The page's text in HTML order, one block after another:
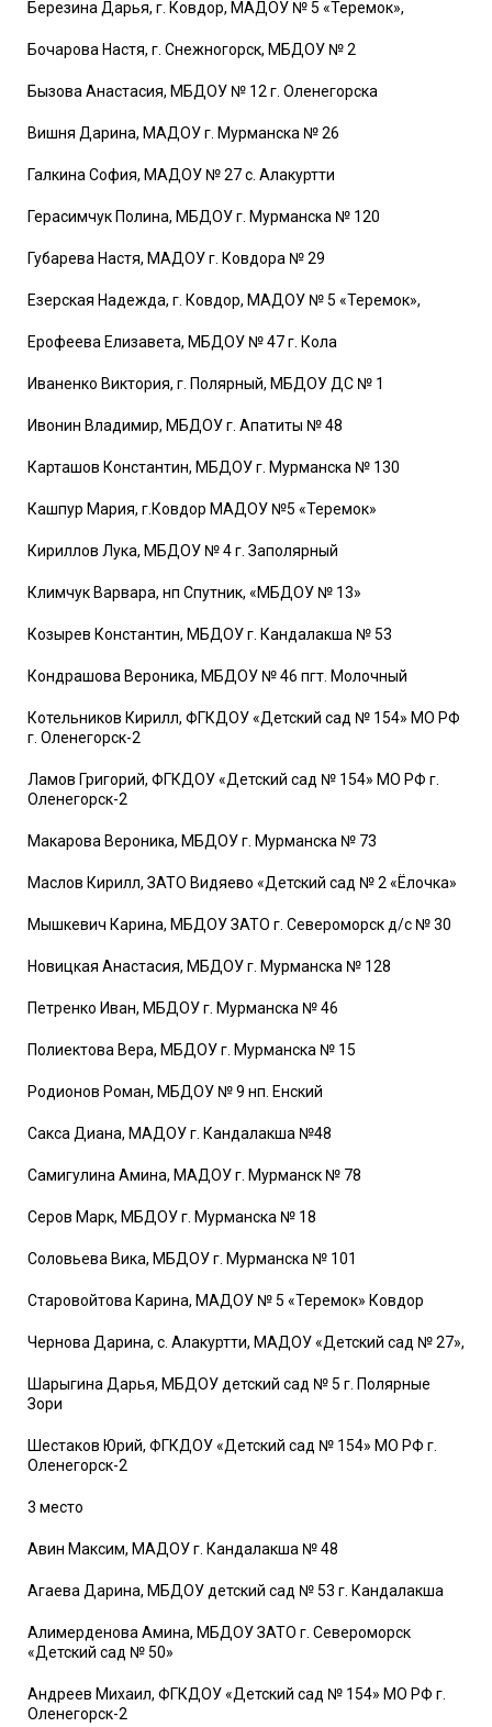
Березина Дарья, г. Ковдор, МАДОУ № 5 «Теремок»,
Бочарова Настя, г. Снежногорск, МБДОУ № 2
Бызова Анастасия, МБДОУ № 12 г. Оленегорска
Вишня Дарина, МАДОУ г. Мурманска № 26
Галкина София, МАДОУ № 27 с. Алакуртти
Герасимчук Полина, МБДОУ г. Мурманска № 120
Губарева Настя, МАДОУ г. Ковдора № 29
Езерская Надежда, г. Ковдор, МАДОУ № 5 «Теремок»,
Ерофеева Елизавета, МБДОУ № 47 г. Кола
Иваненко Виктория, г. Полярный, МБДОУ ДС № 1
Ивонин Владимир, МБДОУ г. Апатиты № 48
Карташов Константин, МБДОУ г. Мурманска № 130
Кашпур Мария, г.Ковдор МАДОУ №5 «Теремок»
Кириллов Лука, МБДОУ № 4 г. Заполярный
Климчук Варвара, нп Спутник, «МБДОУ № 13»
Козырев Константин, МБДОУ г. Кандалакша № 53
Кондрашова Вероника, МБДОУ № 46 пгт. Молочный
Котельников Кирилл, ФГКДОУ «Детский сад № 154» МО РФ
г. Оленегорск-2
Ламов Григорий, ФГКДОУ «Детский сад № 154» МО РФ г.
Оленегорск-2
Макарова Вероника, МБДОУ г. Мурманска № 73
Маслов Кирилл, ЗАТО Видяево «Детский сад № 2 «Ёлочка»
Мышкевич Карина, МБДОУ ЗАТО г. Североморск д/с № 30
Новицкая Анастасия, МБДОУ г. Мурманска № 128
Петренко Иван, МБДОУ г. Мурманска № 46
Полиектова Вера, МБДОУ г. Мурманска № 15
Родионов Роман, МБДОУ № 9 нп. Енский
Сакса Диана, МАДОУ г. Кандалакша №48
Самигулина Амина, МАДОУ г. Мурманск № 78
Серов Марк, МБДОУ г. Мурманска № 18
Соловьева Вика, МБДОУ г. Мурманска № 101
Старовойтова Карина, МАДОУ № 5 «Теремок» Ковдор
Чернова Дарина, с. Алакуртти, МАДОУ «Детский сад № 27»,
Шарыгина Дарья, МБДОУ детский сад № 5 г. Полярные
Зори
Шестаков Юрий, ФГКДОУ «Детский сад № 154» МО РФ г.
Оленегорск-2
3 место
Авин Максим, МАДОУ г. Кандалакша № 48
Агаева Дарина, МБДОУ детский сад № 53 г. Кандалакша
Алимерденова Амина, МБДОУ ЗАТО г. Североморск
«Детский сад № 50»
Андреев Михаил, ФГКДОУ «Детский сад № 154» МО РФ г.
Оленегорск-2